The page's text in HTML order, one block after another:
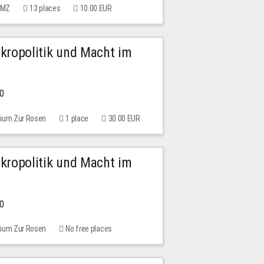
13 places 10.00 EUR
und Macht im
Zur Rosen 1 place 30.00 EUR
und Macht im
Zur Rosen No free places